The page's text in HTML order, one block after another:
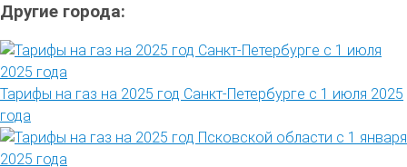
Другие города:
Тарифы на газ на 2025 год Санкт-Петербурге с 1 июля 2025
года